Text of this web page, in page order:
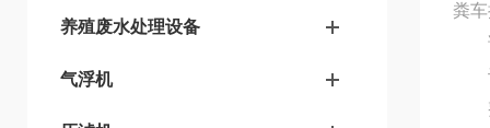
养殖废水处理设备
气浮机
粪
该
设
整